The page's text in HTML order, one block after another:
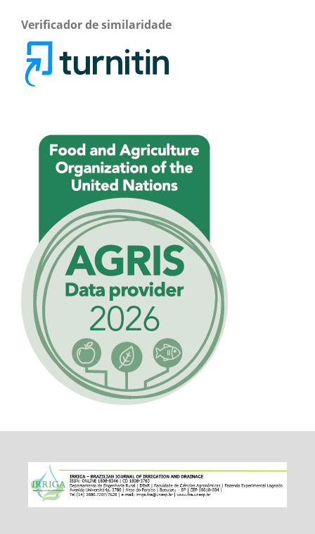
Verificador de similaridade